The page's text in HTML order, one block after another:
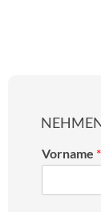
Vorname *